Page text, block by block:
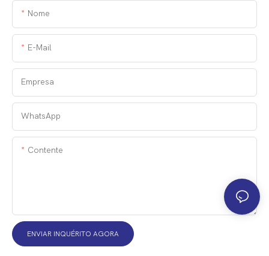
Nome
E-Mail
Empresa
WhatsApp
Contente
ENVIAR INQUÉRITO AGORA